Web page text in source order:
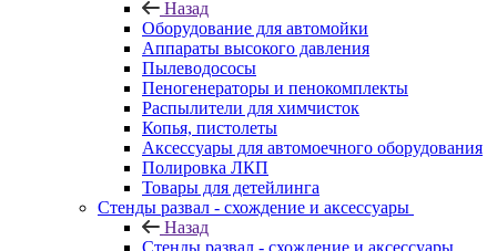
Назад
Оборудование для автомойки
Аппараты высокого давления
Пылеводососы
Пеногенераторы и пенокомплекты
Распылители для химчисток
Копья, пистолеты
Аксессуары для автомоечного оборудования
Полировка ЛКП
Товары для детейлинга
Стенды развал - схождение и аксессуары
Назад
Стенды развал - схождение и аксессуары